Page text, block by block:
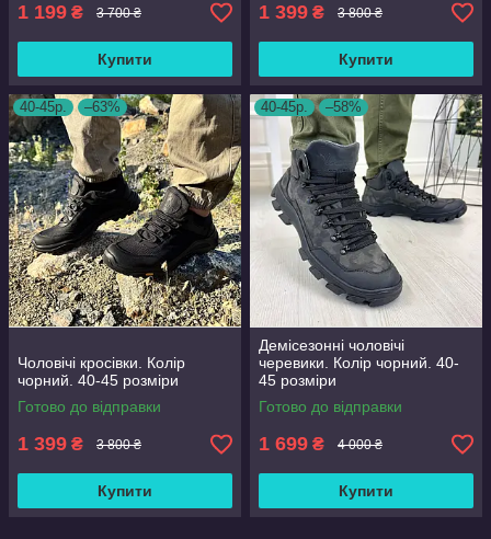
1 199 ₴ 3 700 ₴
Купити
1 399 ₴ 3 800 ₴
Купити
40-45р. –63%
Чоловічі кросівки. Колір
чорний. 40-45 розміри
Готово до відправки
1 399 ₴ 3 800 ₴
Купити
40-45р. –58%
Демісезонні чоловічі
черевики. Колір чорний. 40-
45 розміри
Готово до відправки
1 699 ₴ 4 000 ₴
Купити